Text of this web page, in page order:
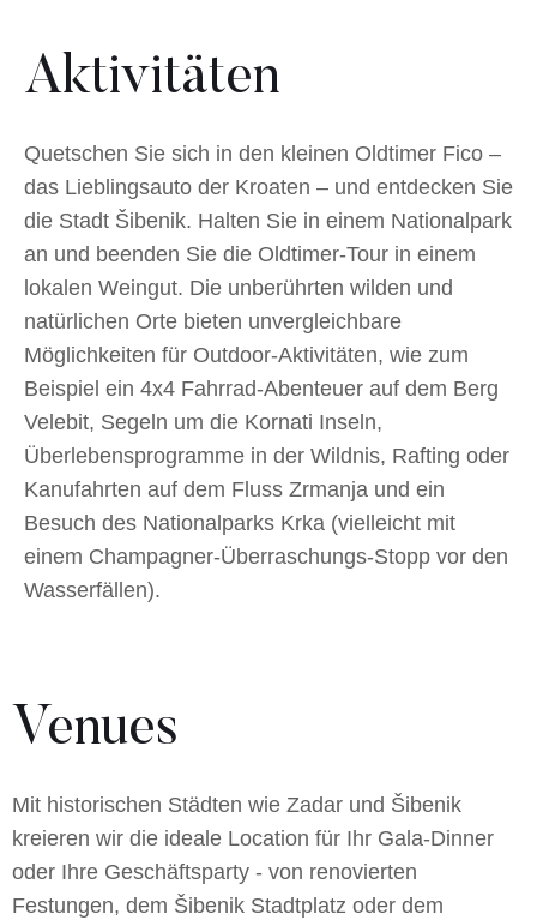
Aktivitäten
Quetschen Sie sich in den kleinen Oldtimer Fico –
das Lieblingsauto der Kroaten – und entdecken Sie
die Stadt Šibenik. Halten Sie in einem Nationalpark
an und beenden Sie die Oldtimer-Tour in einem
lokalen Weingut. Die unberührten wilden und
natürlichen Orte bieten unvergleichbare
Möglichkeiten für Outdoor-Aktivitäten, wie zum
Beispiel ein 4x4 Fahrrad-Abenteuer auf dem Berg
Velebit, Segeln um die Kornati Inseln,
Überlebensprogramme in der Wildnis, Rafting oder
Kanufahrten auf dem Fluss Zrmanja und ein
Besuch des Nationalparks Krka (vielleicht mit
einem Champagner-Überraschungs-Stopp vor den
Wasserfällen).
Venues
Mit historischen Städten wie Zadar und Šibenik
kreieren wir die ideale Location für Ihr Gala-Dinner
oder Ihre Geschäftsparty - von renovierten
Festungen, dem Šibenik Stadtplatz oder dem